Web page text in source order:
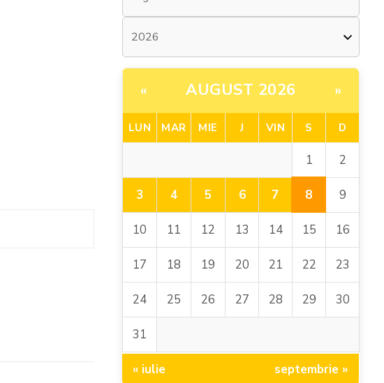
« AUGUST 2026 »
LUN MAR MIE J VIN S D
1 2
3 4 5 6 7 8 9
10 11 12 13 14 15 16
17 18 19 20 21 22 23
24 25 26 27 28 29 30
31
« iulie septembrie »